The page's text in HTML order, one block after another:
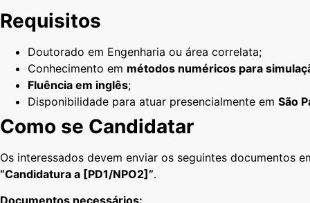
Requisitos
Doutorado em Engenharia ou área correlata;
Conhecimento em métodos numéricos para
Fluência em inglês;
Disponibilidade para atuar presencialmente em São
Como se Candidatar
Os interessados devem enviar os seguintes documentos
“Candidatura a [PD1/NPO2]”.
Documentos necessários: